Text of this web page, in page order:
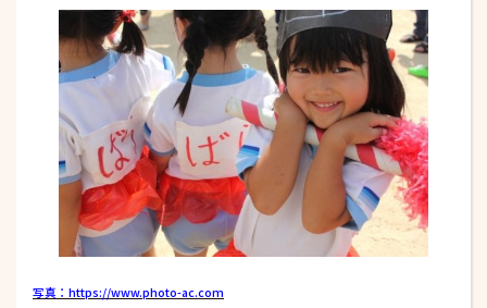
写真：https://www.photo-ac.com